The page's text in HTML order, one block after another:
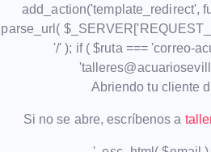
add_action('template_redirect',
parse_url(
'/' ); if ( $ruta === 'correo-
Abriendo tu cliente
Si no se abre, escríbenos a